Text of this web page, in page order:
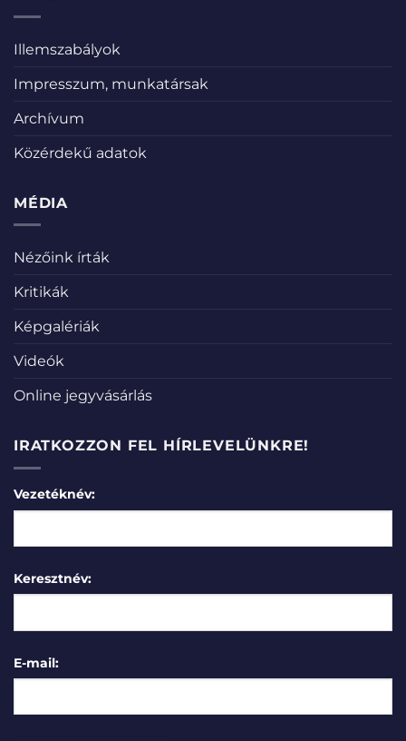
Illemszabályok
Impresszum, munkatársak
Archívum
Közérdekű adatok
MÉDIA
Nézőink írták
Kritikák
Képgalériák
Videók
Online jegyvásárlás
IRATKOZZON FEL HÍRLEVELÜNKRE!
Vezetéknév:
Keresztnév:
E-mail: